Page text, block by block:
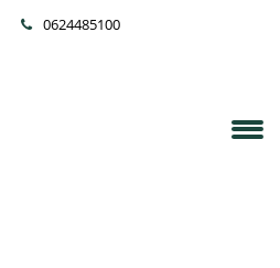
0624485100